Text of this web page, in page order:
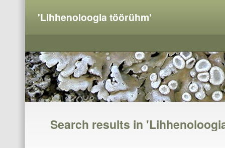
'Lihhenoloogia töörühm'
Search results in